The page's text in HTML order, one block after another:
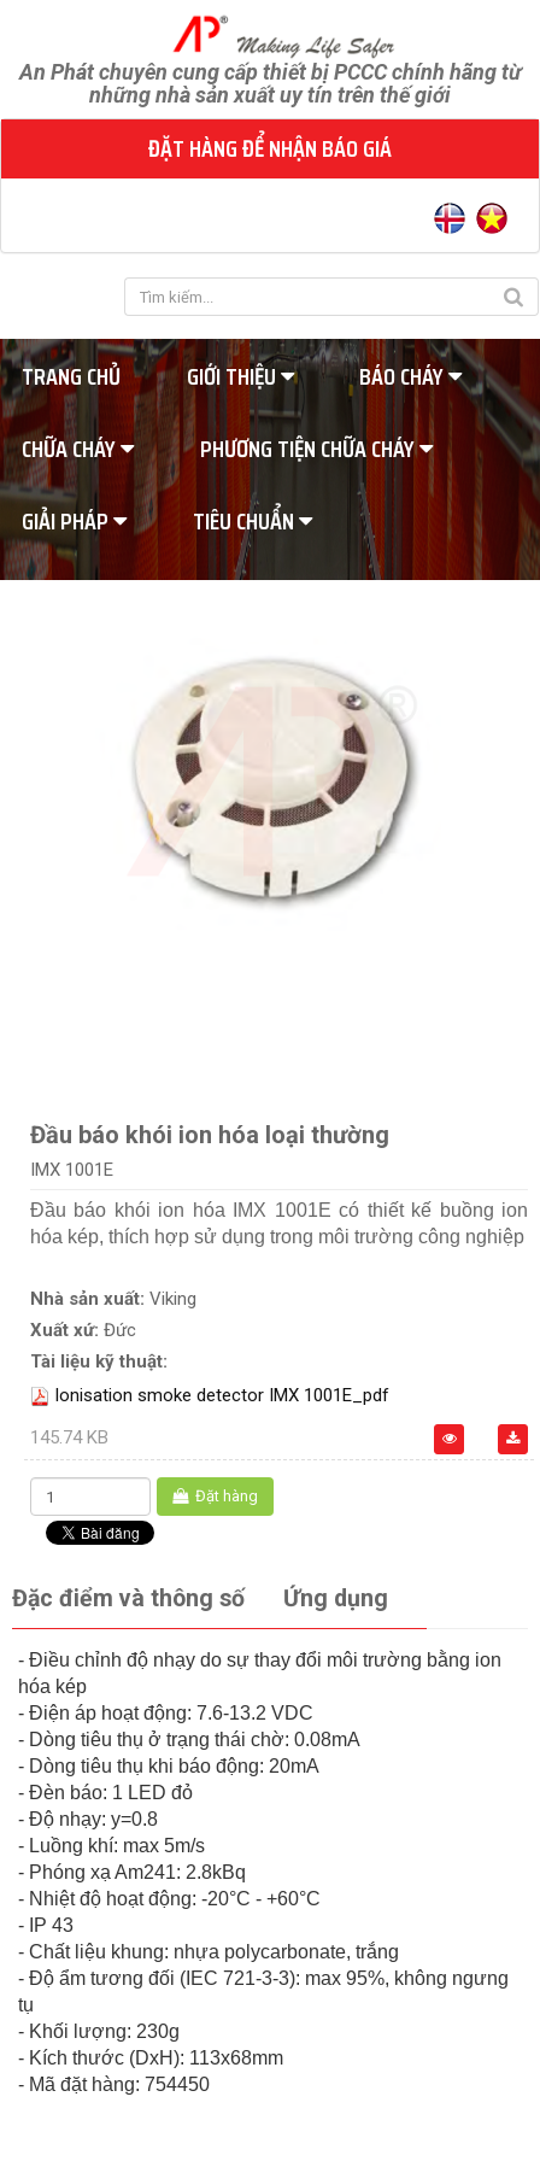
An Phát chuyên cung cấp thiết bị PCCC chính hãng từ
những nhà sản xuất uy tín trên thế giới
ĐẶT HÀNG ĐỂ NHẬN BÁO GIÁ
TRANG CHỦ GIỚI THIỆU
BÁO CHÁY
CHỮA CHÁY
PHƯƠNG TIỆN CHỮA CHÁY
GIẢI PHÁP
TIÊU CHUẨN
Đầu báo khói ion hóa loại thường
IMX 1001E
Đầu báo khói ion hóa IMX 1001E có thiết kế buồng ion
hóa kép, thích hợp sử dụng trong môi trường công nghiệp
Nhà sản xuất: Viking
Xuất xứ: Đức
Tài liệu kỹ thuật:
Ionisation smoke detector IMX 1001E_pdf
145.74 KB
Đặt hàng
Đặc điểm và thông số Ứng dụng
- Điều chỉnh độ nhạy do sự thay đổi môi trường bằng ion
hóa kép
- Điện áp hoạt động: 7.6-13.2 VDC
- Dòng tiêu thụ ở trạng thái chờ: 0.08mA
- Dòng tiêu thụ khi báo động: 20mA
- Đèn báo: 1 LED đỏ
- Độ nhạy: y=0.8
- Luồng khí: max 5m/s
- Phóng xạ Am241: 2.8kBq
- Nhiệt độ hoạt động: -20°C - +60°C
- IP 43
- Chất liệu khung: nhựa polycarbonate, trắng
- Độ ẩm tương đối (IEC 721-3-3): max 95%, không ngưng
tụ
- Khối lượng: 230g
- Kích thước (DxH): 113x68mm
- Mã đặt hàng: 754450